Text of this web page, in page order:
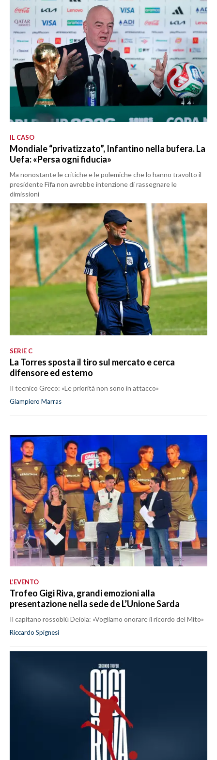
IL CASO
Mondiale “privatizzato”, Infantino nella bufera. La
Uefa: «Persa ogni fiducia»
Ma nonostante le critiche e le polemiche che lo hanno travolto il
presidente Fifa non avrebbe intenzione di rassegnare le
dimissioni
SERIE C
La Torres sposta il tiro sul mercato e cerca
difensore ed esterno
Il tecnico Greco: «Le priorità non sono in attacco»
Giampiero Marras
L’EVENTO
Trofeo Gigi Riva, grandi emozioni alla
presentazione nella sede de L’Unione Sarda
Il capitano rossoblù Deiola: «Vogliamo onorare il ricordo del Mito»
Riccardo Spignesi